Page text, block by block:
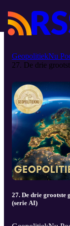
GeopolitiekNu
27. De drie
27. De drie grootste
(serie AI)